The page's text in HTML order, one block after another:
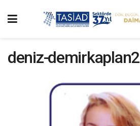
deniz-demirkaplan2